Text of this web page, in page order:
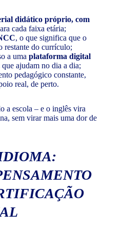
didático próprio, com
cada faixa etária;
, o que significa que o
restante do currículo;
a uma plataforma digital
que ajudam no dia a dia;
pedagógico constante,
real, de perto.
a escola – e o inglês vira
sem virar mais uma dor de